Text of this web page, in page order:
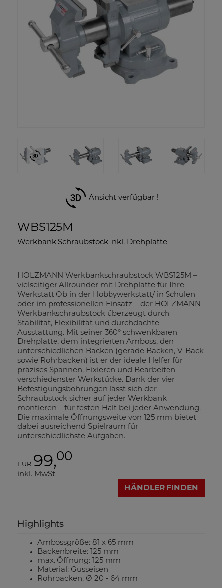
Ansicht verfügbar !
WBS125M
Werkbank Schraubstock inkl. Drehplatte
HOLZMANN Werkbankschraubstock WBS125M –
vielseitiger Allrounder mit Drehplatte für Ihre
Werkstatt Ob in der Hobbywerkstatt/ in Schulen
oder im professionellen Einsatz – der HOLZMANN
Werkbankschraubstock überzeugt durch
Stabilität, Flexibilität und durchdachte
Ausstattung. Mit seiner 360° schwenkbaren
Drehplatte, dem integrierten Amboss, den
unterschiedlichen Backen (gerade Backen, V-Back
sowie Rohrbacken) ist er der ideale Helfer für
präzises Spannen, Fixieren und Bearbeiten
verschiedenster Werkstücke. Dank der vier
Befestigungsbohrungen lässt sich der
Schraubstock sicher auf jeder Werkbank
montieren – für festen Halt bei jeder Anwendung.
Die maximale Öffnungsweite von 125 mm bietet
dabei ausreichend Spielraum für
unterschiedlichste Aufgaben.
EUR 99,00
inkl. MwSt.
HÄNDLER FINDEN
Highlights
Ambossgröße: 81 x 65 mm
Backenbreite: 125 mm
max. Öffnung: 125 mm
Material: Gusseisen
Rohrbacken: Ø 20 - 64 mm